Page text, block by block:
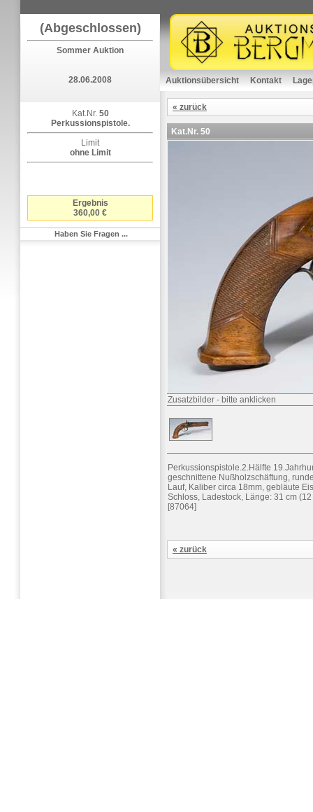
(Abgeschlossen)
Sommer Auktion
28.06.2008
Kat.Nr. 50
Perkussionspistole.
Limit
ohne Limit
Ergebnis
360,00 €
Haben Sie Fragen ...
Auktionsübersicht Kontakt
« zurück
Kat.Nr. 50
Zusatzbilder - bitte anklicken
Perkussionspistole.2.Hälfte
geschnittene Nußholzschäftung,
Lauf, Kaliber circa 18mm, gebläute
Schloss, Ladestock, Länge: 31 cm
[87064]
« zurück